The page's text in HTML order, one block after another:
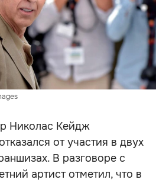
Николас Кейдж
от участия в двух
В разговоре с
артист отметил, что в